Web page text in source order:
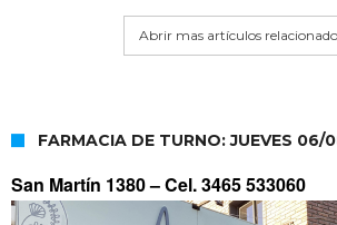
Abrir mas artículos
FARMACIA DE TURNO: JUEVES 06/
San Martín 1380 –Cel. 3465 533060